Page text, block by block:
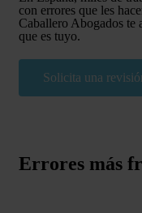
con errores que les
Caballero Abogados te
que es tuyo.
Solicita una
Errores más